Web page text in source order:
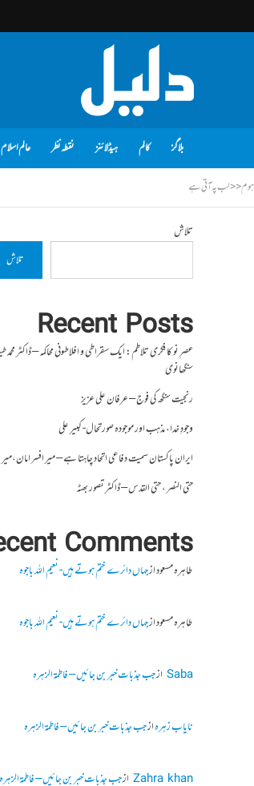
بلاگز کالم ہیڈلائنز نقطہ نظر عالم اسلام
ہوم<<لب پہ آتی ہے
تلاش
تلاش
Recent Posts
عصرِ نو کا فکری تلاطم: ایک سقراطی و افلاطونی محاکمہ – ڈاکٹر
سنگھانوی
رنجیت سنگھ کی فوج – عرفان علی عزیز
وجودِ خدا، مذہب اور موجودہ صورتحال- کبیر علی
ایران پاکستان سمیت دفاعی اتحاد چاہتا ہے – میر افسر امان،میر
حتی النصر ، حتی القدس – ڈاکٹر تصور بھٹہ
Comments
طاہرہ مسعودازجہاں دائرے ختم ہوتے ہیں- نعیم اللہ باجوہ
طاہرہ مسعودازجہاں دائرے ختم ہوتے ہیں- نعیم اللہ باجوہ
Sabaازجب جذبات خبر بن جائیں – فاطمۃالزہرہ
نایاب زہرہازجب جذبات خبر بن جائیں – فاطمۃالزہرہ
Zahra khanازجب جذبات خبر بن جائیں – فاطمۃالزہرہ